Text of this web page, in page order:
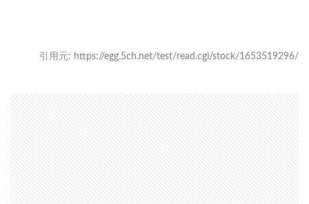
引用元: https://egg.5ch.net/test/read.cgi/stock/1653519296/